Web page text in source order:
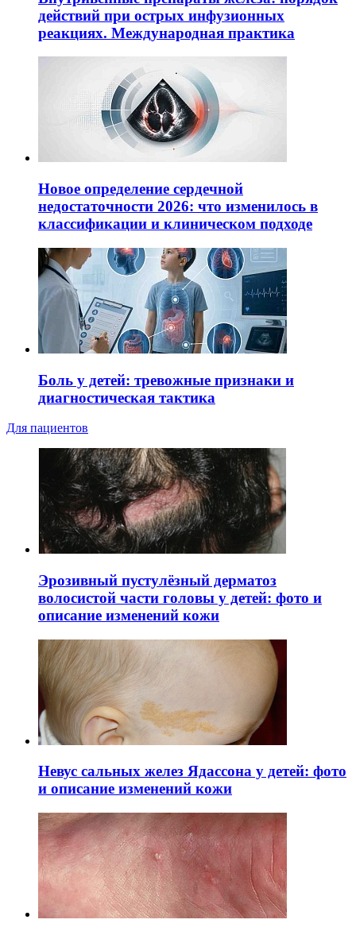
действий при острых инфузионных
реакциях. Международная практика
Новое определение сердечной
недостаточности 2026: что изменилось в
классификации и клиническом подходе
Боль у детей: тревожные признаки и
диагностическая тактика
Для пациентов
Эрозивный пустулёзный дерматоз
волосистой части головы у детей: фото и
описание изменений кожи
Невус сальных желез Ядассона у детей: фото
и описание изменений кожи